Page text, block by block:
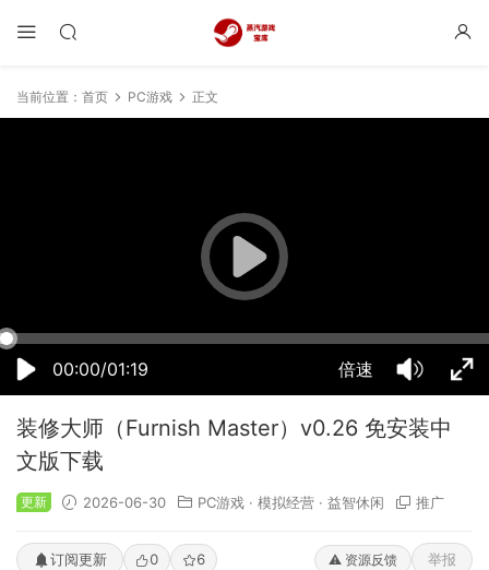
当前位置： 首页 PC游戏 正文
00:00/01:19 倍速
50% 75% 100%
装修大师（Furnish Master）v0.26 免安装中
文版下载
更新 2026-06-30 PC游戏 · 模拟经营 · 益智休闲 推广
订阅更新 0 6 ⚠️ 资源反馈 举报